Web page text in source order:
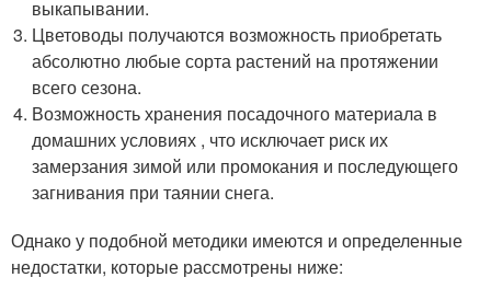
выкапывании.
Цветоводы получаются возможность приобретать
абсолютно любые сорта растений на протяжении
всего сезона.
Возможность хранения посадочного материала в
домашних условиях , что исключает риск их
замерзания зимой или промокания и последующего
загнивания при таянии снега.
Однако у подобной методики имеются и определенные
недостатки, которые рассмотрены ниже: